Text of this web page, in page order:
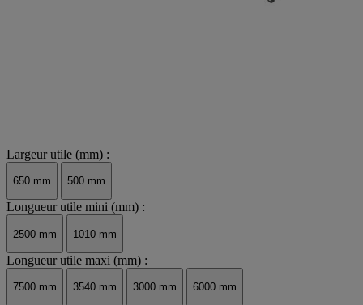
Largeur utile (mm) :
650 mm 500 mm
Longueur utile mini (mm) :
2500 mm 1010 mm
Longueur utile maxi (mm) :
7500 mm 3540 mm 3000 mm 6000 mm